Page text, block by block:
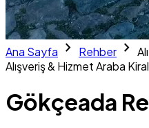
Ana Sayfa chevron_right Rehber chevron_right
Alışveriş & HizmetAraba
Gökçeada